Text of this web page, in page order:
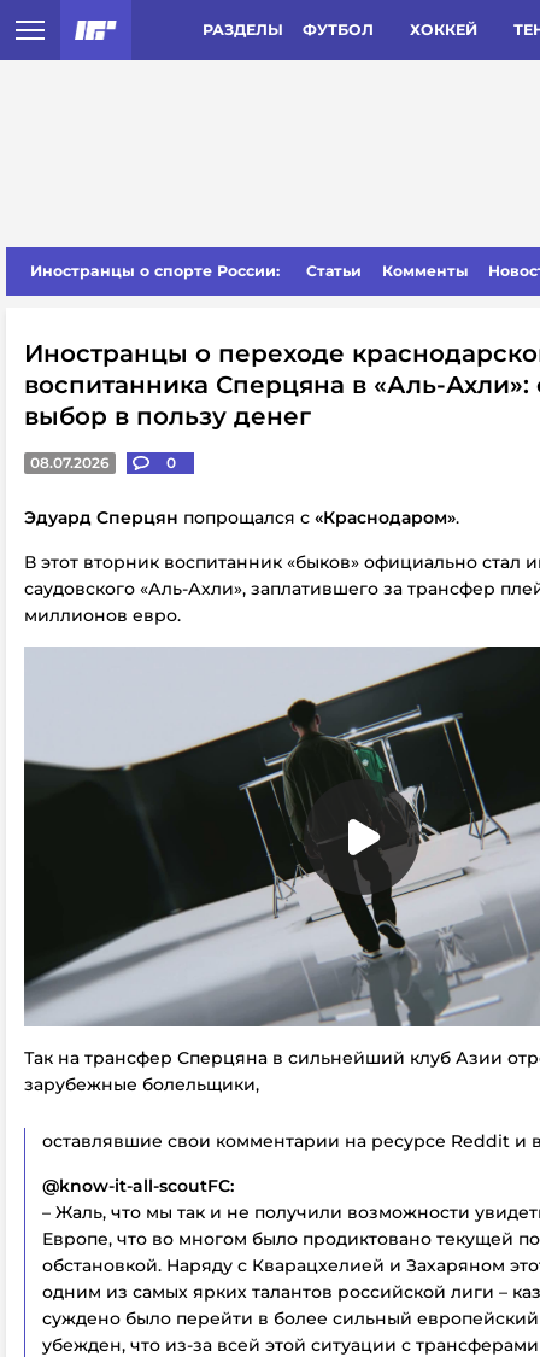
РАЗДЕЛЫ ФУТБОЛ ХОККЕЙ
Иностранцы о спорте России: Статьи Комменты
Иностранцы о переходе
воспитанника Сперцяна в «Аль-Ахли»:
выбор в пользу денег
08.07.2026 0
Эдуард Сперцян попрощался с «Краснодаром».
В этот вторник воспитанник «быков» официально стал
саудовского «Аль-Ахли», заплатившего за трансфер
миллионов евро.
Так на трансфер Сперцяна в сильнейший клуб Азии
зарубежные болельщики,
оставлявшие свои комментарии на ресурсе Reddit и
@know-it-all-scoutFC:
– Жаль, что мы так и не получили возможности
Европе, что во многом было продиктовано текущей
обстановкой. Наряду с Кварацхелией и Захаряном
одним из самых ярких талантов российской лиги –
суждено было перейти в более сильный европейский
убежден, что из-за всей этой ситуации с